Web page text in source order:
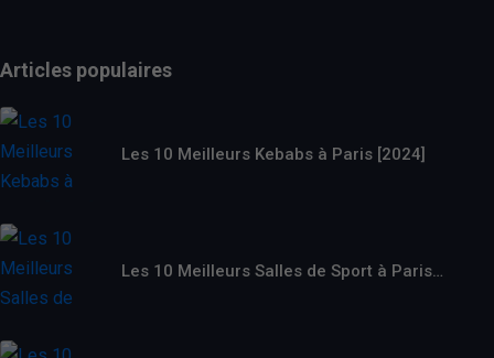
Articles populaires
Les 10 Meilleurs Kebabs à Paris [2024]
Les 10 Meilleurs Salles de Sport à Paris…